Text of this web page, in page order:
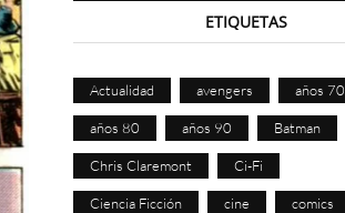
ETIQUETAS
Actualidad avengers años 70
años 80 años 90 Batman
Chris Claremont Ci-Fi
Ciencia Ficción cine comics